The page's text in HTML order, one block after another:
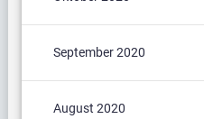
September 2020
August 2020